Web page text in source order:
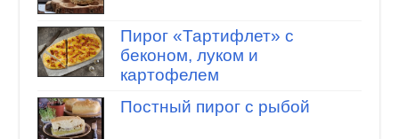
Пирог «Тартифлет» с
беконом, луком и
картофелем
Постный пирог с рыбой